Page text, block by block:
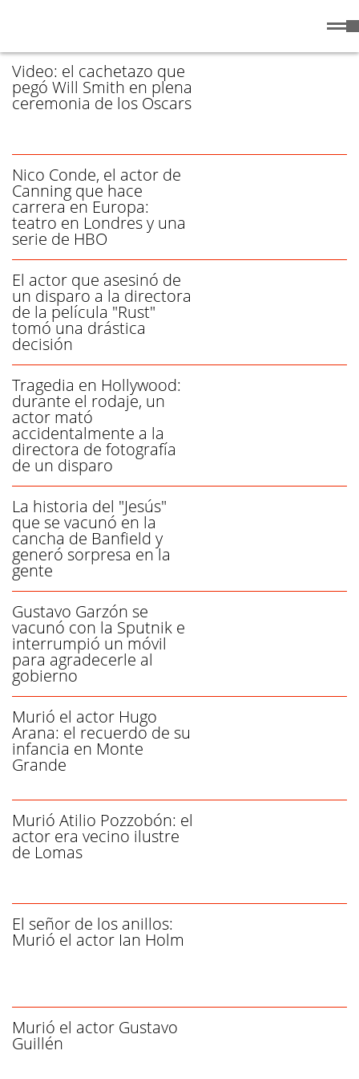
Video: el cachetazo que
pegó Will Smith en plena
ceremonia de los Oscars
Nico Conde, el actor de
Canning que hace
carrera en Europa:
teatro en Londres y una
serie de HBO
El actor que asesinó de
un disparo a la directora
de la película "Rust"
tomó una drástica
decisión
Tragedia en Hollywood:
durante el rodaje, un
actor mató
accidentalmente a la
directora de fotografía
de un disparo
La historia del "Jesús"
que se vacunó en la
cancha de Banfield y
generó sorpresa en la
gente
Gustavo Garzón se
vacunó con la Sputnik e
interrumpió un móvil
para agradecerle al
gobierno
Murió el actor Hugo
Arana: el recuerdo de su
infancia en Monte
Grande
Murió Atilio Pozzobón: el
actor era vecino ilustre
de Lomas
El señor de los anillos:
Murió el actor Ian Holm
Murió el actor Gustavo
Guillén